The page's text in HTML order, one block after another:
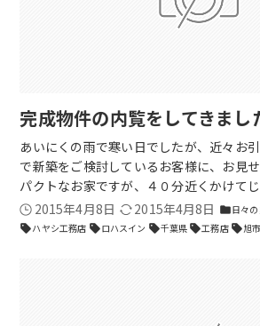
完成物件の内覧をしてきまし
あいにくの雨で寒い日でしたが、近々お
で新築をご検討しているお客様に、お見
パクトなお家ですが、４０分近くかけて
2015年4月8日
2015年4月8日 folder日々
sellハヤシ工務店 sellロハスイン sell千葉県 sell工務店 sell旭市